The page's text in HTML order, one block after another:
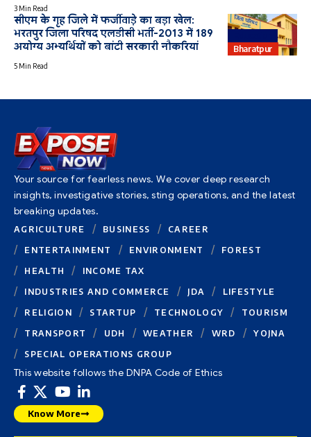
3 Min Read
Bharatpur
सीएम के गृह जिले में फर्जीवाड़े का बड़ा खेल:
भरतपुर जिला परिषद एलडीसी भर्ती-2013 में 189
अयोग्य अभ्यर्थियों को बांटी सरकारी नौकरियां
5 Min Read
Your source for fearless news. We cover deep research
insights, investigative stories, sting operations, and the latest
breaking updates.
AGRICULTURE BUSINESS
CAREER
ENTERTAINMENT
ENVIRONMENT
FOREST
HEALTH
INCOME TAX
INDUSTRIES AND COMMERCE
JDA
LIFESTYLE
RELIGION
STARTUP TECHNOLOGY
TOURISM
TRANSPORT
UDH WEATHER WRD
YOJNA
SPECIAL OPERATIONS GROUP
This website follows the DNPA Code of Ethics
Know More